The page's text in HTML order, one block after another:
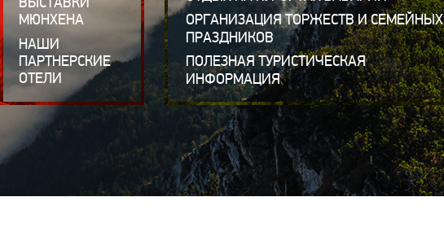
МЮНХЕНА
НАШИ
ПАРТНЕРСКИЕ
ОТЕЛИ
ОРГАНИЗАЦИЯ ТОРЖЕСТВ И СЕМЕЙНЫХ
ПРАЗДНИКОВ
ПОЛЕЗНАЯ ТУРИСТИЧЕСКАЯ
ИНФОРМАЦИЯ